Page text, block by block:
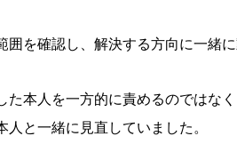
を確認し、解決する方向に一緒
た本人を一方的に責めるのではな
と一緒に見直していました。